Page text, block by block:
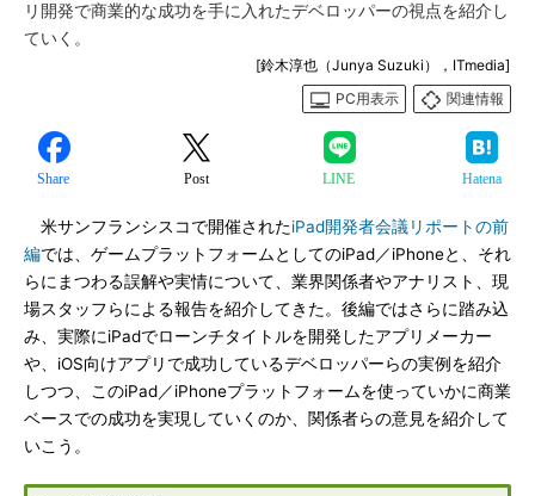
リ開発で商業的な成功を手に入れたデベロッパーの視点を紹介し
ていく。
[鈴木淳也（Junya Suzuki），ITmedia]
PC用表示
関連情報
Share Post LINE Hatena
米サンフランシスコで開催されたiPad開発者会議リポートの前
編では、ゲームプラットフォームとしてのiPad／iPhoneと、それ
らにまつわる誤解や実情について、業界関係者やアナリスト、現
場スタッフらによる報告を紹介してきた。後編ではさらに踏み込
み、実際にiPadでローンチタイトルを開発したアプリメーカー
や、iOS向けアプリで成功しているデベロッパーらの実例を紹介
しつつ、このiPad／iPhoneプラットフォームを使っていかに商業
ベースでの成功を実現していくのか、関係者らの意見を紹介して
いこう。